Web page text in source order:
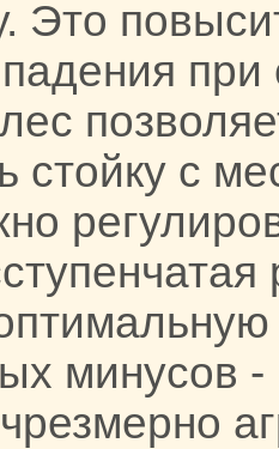
Это
стойку с
минусов